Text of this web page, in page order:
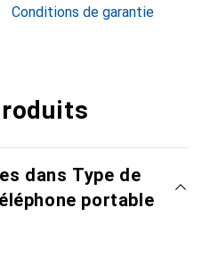
Conditions de garantie
dans Type de
portable